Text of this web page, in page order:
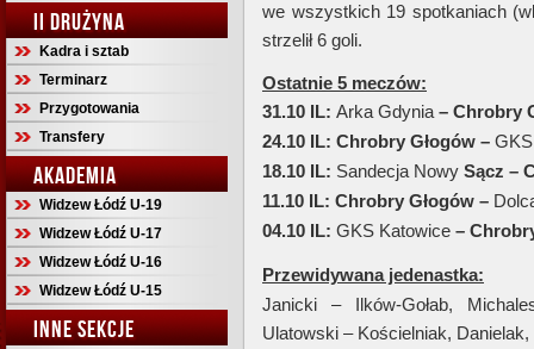
II DRUŻYNA
Kadra i sztab
Terminarz
Przygotowania
Transfery
AKADEMIA
Widzew Łódź U-19
Widzew Łódź U-17
Widzew Łódź U-16
Widzew Łódź U-15
INNE SEKCJE
we wszystkich 19 spotkaniach
strzelił 6 goli.
Ostatnie 5 meczów:
31.10 IL: Arka Gdynia – Chrobry
24.10 IL: Chrobry Głogów –
18.10 IL: Sandecja Nowy Sącz –
11.10 IL: Chrobry Głogów –
04.10 IL: GKS Katowice –
Przewidywana jedenastka:
Janicki – Ilków-Gołab,
Ulatowski – Kościelniak,